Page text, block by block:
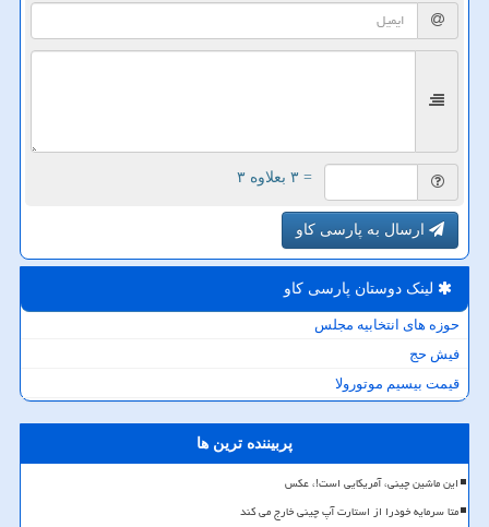
= ۳ بعلاوه ۳
ارسال به پارسی کاو
لینک دوستان پارسی كاو
حوزه های انتخابیه مجلس
فیش حج
قیمت بیسیم موتورولا
پربیننده ترین ها
این ماشین چینی، آمریکایی است!، عکس
متا سرمایه خودرا از استارت آپ چینی خارج می کند